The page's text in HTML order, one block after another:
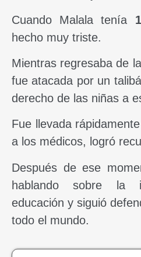
Cuando Malala tenía
hecho muy triste.
Mientras regresaba de
fue atacada por un
derecho de las niñas a
Fue llevada
a los médicos, logró
Después de ese
hablando sobre la
educación y siguió
todo el mundo.